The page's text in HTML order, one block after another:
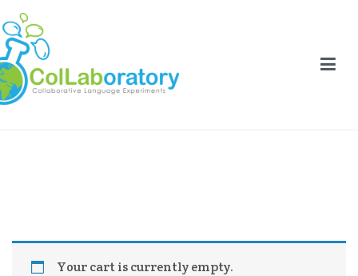
Aller
au
contenu
Your cart is currently empty.